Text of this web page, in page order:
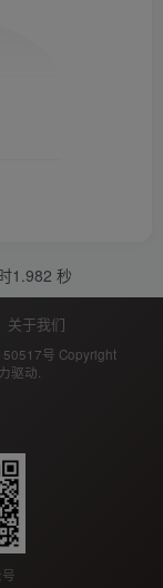
1.982 秒
关于我们
号 Copyright
驱动.